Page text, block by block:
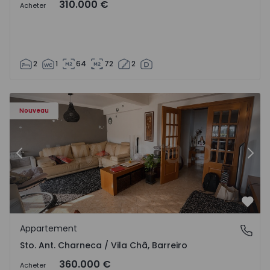
Acheter 310.000 €
2 1 64 72 2
Nouveau
- 1573477 - 14
Appartement T3 Barreiro, Sto. Ant. Charneca / Vila Chã -
Précédent
Sto. Ant. Charneca / Vila Chã, Barreiro
Appartement
Sto. Ant. Charneca / Vila Chã, Barreiro
Acheter 360.000 €